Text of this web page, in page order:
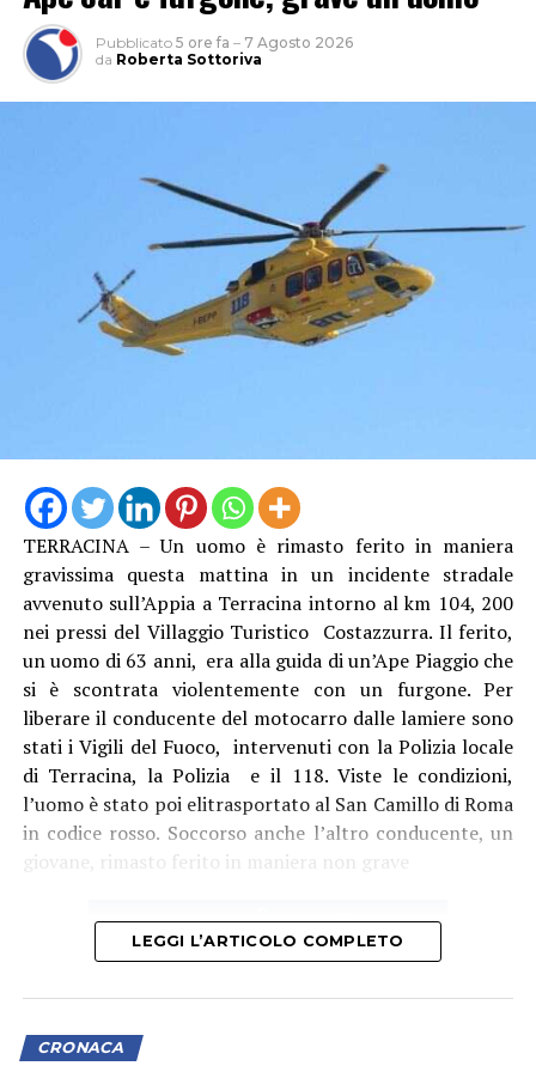
carenza di personale che unita a un parco mezzi che non
è più efficiente ed efficace come dovrebbe essere, non
potrà garantire, secondo noi, per questa estate, un
servizio eccellente. E siamo anche preoccupati per
l’inizio della stagione scolastica, quando andrà garantito
agli studenti il diritto alla mobilità che è sacrosanto”.
Audio
Player
00:00 00:00
Per il sindacalista, che martedì sedeva al tavolo con
altre due sigle, Cgil e Uil, ci sono due motivi
fondamentali: “Se non si revoca la procedura o si chiude
con un esito positivo la procedura di licenziamento
collettivo, diventa un problema assumere, e qui serve
assumere. Inoltre, se non si fanno interventi usando, in
traffico che sono in positivo e sono aumentati negli
ultimi tre anni con una media importante, per
queste due strade non credo che ci sia una via d’uscita
Pubblicato 5 ore fa – 7 Agosto 2026
da Roberta Sottoriva
TERRACINA – Un uomo è rimasto ferito in maniera
gravissima questa mattina in un incidente stradale
avvenuto sull’Appia a Terracina intorno al km 104, 200
nei pressi del Villaggio Turistico Costazzurra. Il ferito,
un uomo di 63 anni, era alla guida di un’Ape Piaggio che
si è scontrata violentemente con un furgone. Per
liberare il conducente del motocarro dalle lamiere sono
stati i Vigili del Fuoco, intervenuti con la Polizia locale
di Terracina, la Polizia e il 118. Viste le condizioni,
l’uomo è stato poi elitrasportato al San Camillo di Roma
in codice rosso. Soccorso anche l’altro conducente, un
giovane, rimasto ferito in maniera non grave
LEGGI L’ARTICOLO COMPLETO
CRONACA